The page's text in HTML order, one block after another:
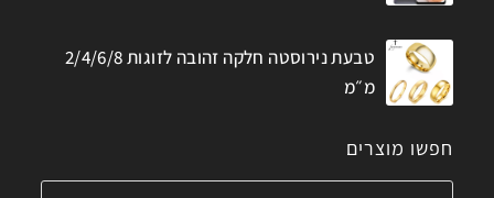
טבעת נירוסטה חלקה זהובה לזוגות 2/4/6/8
מ״מ
חפשו מוצרים